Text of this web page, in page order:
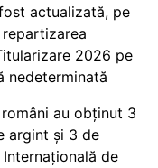
actualizată, pe
2026 pe
nedeterminată
români au obținut 3
argint și 3 de
de